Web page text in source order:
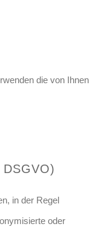
die von Ihnen
in der Regel
oder